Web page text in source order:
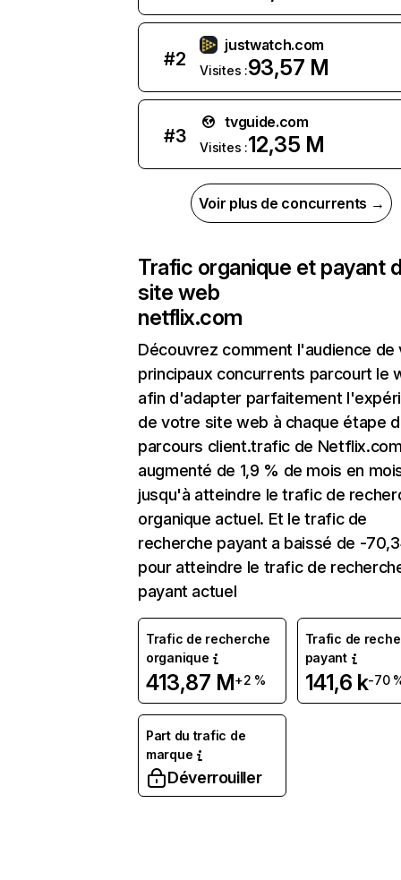
#2
justwatch.com
Visites :93,57 M
#3
tvguide.com
Visites :12,35 M
Voir plus de concurrents →
Trafic organique et payant
site web
netflix.com
Découvrez comment l'audience de
principaux concurrents parcourt le
afin d'adapter parfaitement
de votre site web à chaque étape
parcours client.trafic de
augmenté de 1,9 % de mois en
jusqu'à atteindre le trafic de
organique actuel. Et le trafic de
recherche payant a baissé de -
pour atteindre le trafic de
payant actuel
Trafic de recherche
organique
413,87 M+2 %
Trafic de
payant
141,6 k-70
Part du trafic de
marque
Déverrouiller